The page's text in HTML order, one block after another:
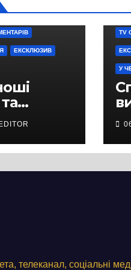
ЕКСКЛЮЗИВ
стін
TV
У
телеканал, соціальні